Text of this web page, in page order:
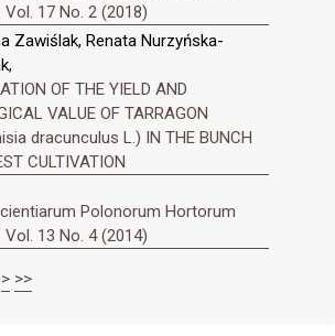
Vol. 17 No. 2 (2018)
Zawiślak, Renata Nurzyńska-
OF THE YIELD AND
VALUE OF TARRAGON
dracunculus L.) IN THE BUNCH
CULTIVATION
Polonorum Hortorum
Vol. 13 No. 4 (2014)
> >>